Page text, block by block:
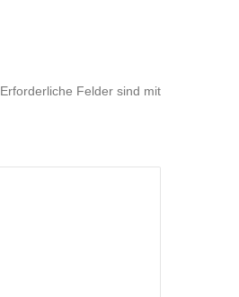
Erforderliche Felder sind mit